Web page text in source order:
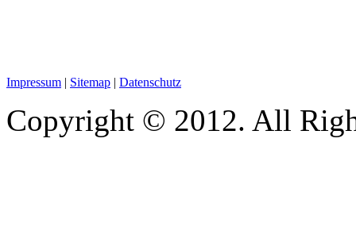
Impressum | Sitemap | Datenschutz
Copyright © 2012. All